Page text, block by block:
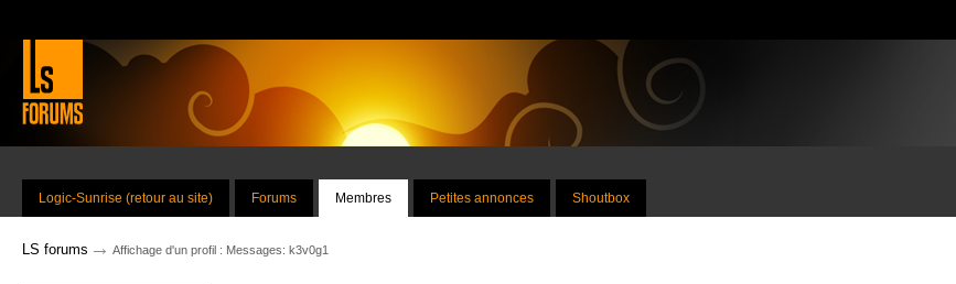
Logic-Sunrise (retour au site) Forums Membres Petites annonces Shoutbox
LS forums → Affichage d'un profil : Messages: k3v0g1